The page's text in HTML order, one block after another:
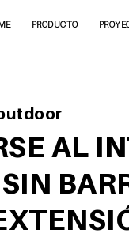
PRODUCTO
AL